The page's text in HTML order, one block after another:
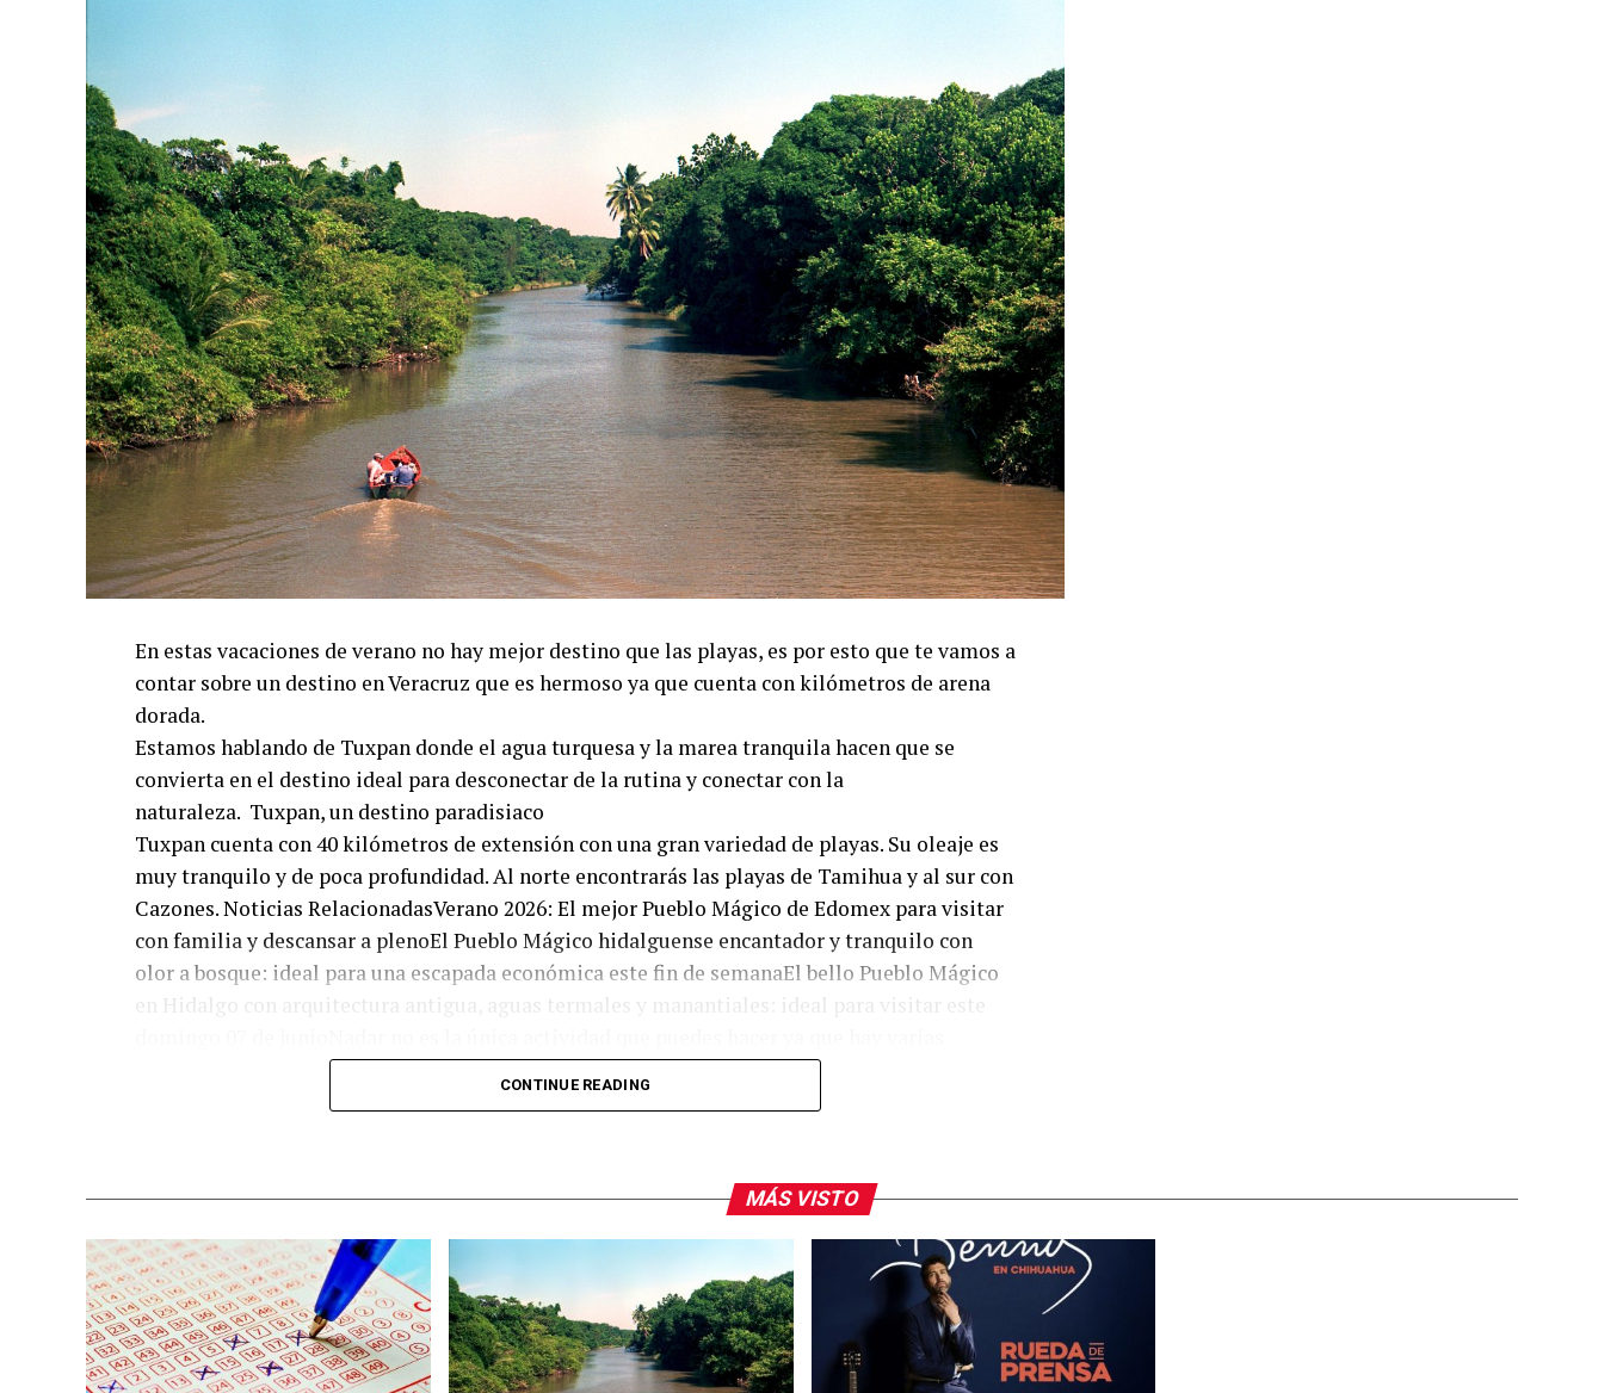
En estas vacaciones de verano no hay mejor destino que las playas, es por esto que te vamos a
contar sobre un destino en Veracruz que es hermoso ya que cuenta con kilómetros de arena
dorada.
Estamos hablando de Tuxpan donde el agua turquesa y la marea tranquila hacen que se
convierta en el destino ideal para desconectar de la rutina y conectar con la
naturaleza. Tuxpan, un destino paradisiaco
Tuxpan cuenta con 40 kilómetros de extensión con una gran variedad de playas. Su oleaje es
muy tranquilo y de poca profundidad. Al norte encontrarás las playas de Tamihua y al sur con
Cazones. Noticias RelacionadasVerano 2026: El mejor Pueblo Mágico de Edomex para visitar
con familia y descansar a plenoEl Pueblo Mágico hidalguense encantador y tranquilo con
olor a bosque: ideal para una escapada económica este fin de semanaEl bello Pueblo Mágico
en Hidalgo con arquitectura antigua, aguas termales y manantiales: ideal para visitar este
opciones de entretenimiento. Puedes también encontrarte con playas vírgenes donde la
presencia de personas es mínima.
vas a encontrar playas más tranquilas y solitarias. Recuerda siempre ser respetuoso con la
Lo que no puedes dejar de visitar es:
Paseo en lancha por el río Tuxpan
Playa Norte
Playa Sur
CONTINUE READING
MÁS VISTO